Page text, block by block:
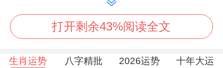
戌？!4月29日（农历三月十三）、天德黄道;
宜签约，祭祀、考试；吉时巳午未时！
打开剩余43%阅读全文
生肖运势 八字精批 2026运势 十年大运